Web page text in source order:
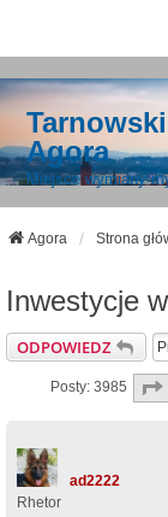
Agora
Miejsce wymiany
Agora Strona
Inwestycje
ODPOWIEDZ
Posty: 3985
ad2222
Rhetor